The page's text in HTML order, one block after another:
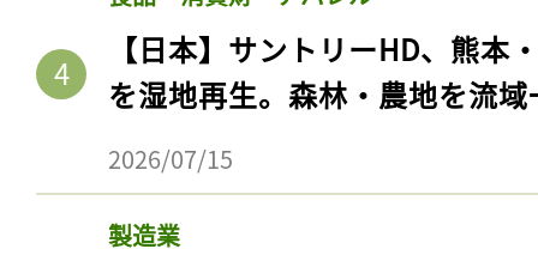
【日本】サントリーHD、熊本
を湿地再生。森林・農地を流
2026/07/15
製造業